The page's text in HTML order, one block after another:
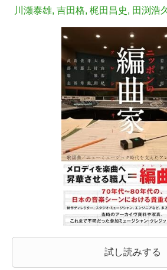
川瀬泰雄, 吉田格, 梶田昌史, 田渕浩久
試し読みする